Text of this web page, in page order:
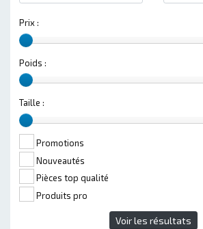
Prix :
Poids :
Taille :
Promotions
Nouveautés
Pièces top qualité
Produits pro
Voir les résultats